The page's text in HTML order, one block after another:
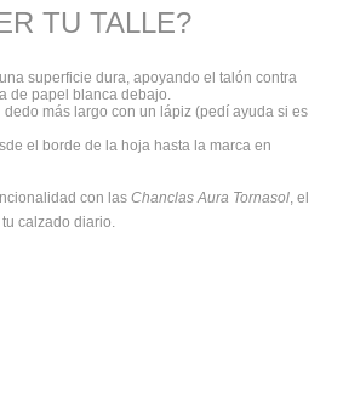
TU TALLE?
superficie dura, apoyando el talón contra
de papel blanca debajo.
dedo más largo con un lápiz (pedí ayuda si es
el borde de la hoja hasta la marca en
con las Chanclas Aura Tornasol, el
calzado diario.